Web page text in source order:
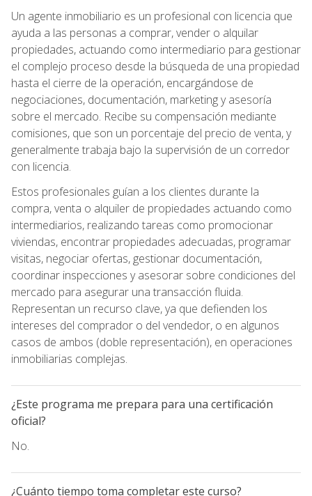
Un agente inmobiliario es un profesional con licencia que
ayuda a las personas a comprar, vender o alquilar
propiedades, actuando como intermediario para gestionar
el complejo proceso desde la búsqueda de una propiedad
hasta el cierre de la operación, encargándose de
negociaciones, documentación, marketing y asesoría
sobre el mercado. Recibe su compensación mediante
comisiones, que son un porcentaje del precio de venta, y
generalmente trabaja bajo la supervisión de un corredor
con licencia.
Estos profesionales guían a los clientes durante la
compra, venta o alquiler de propiedades actuando como
intermediarios, realizando tareas como promocionar
viviendas, encontrar propiedades adecuadas, programar
visitas, negociar ofertas, gestionar documentación,
coordinar inspecciones y asesorar sobre condiciones del
mercado para asegurar una transacción fluida.
Representan un recurso clave, ya que defienden los
intereses del comprador o del vendedor, o en algunos
casos de ambos (doble representación), en operaciones
inmobiliarias complejas.
¿Este programa me prepara para una certificación
oficial?
No.
¿Cuánto tiempo toma completar este curso?